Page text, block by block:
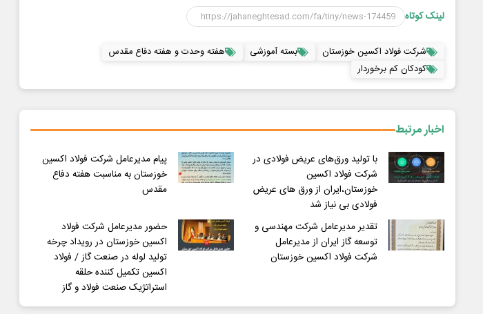
لینک کوتاه
شرکت فولاد اکسین خوزستان بسته آموزشی
هفته وحدت و هفته دفاع مقدس
کودکان کم برخوردار
اخبار مرتبط
با تولید ورق‌های عریض فولادی در
شرکت فولاد اکسین
خوزستان،ایران از ورق های عریض
فولادی بی نیاز شد
پیام مدیرعامل شرکت فولاد اکسین
خوزستان به مناسبت هفته دفاع
مقدس
تقدیر مدیرعامل شرکت مهندسی و
توسعه گاز ایران از مدیرعامل
شرکت فولاد اکسین خوزستان
حضور مدیرعامل شرکت فولاد
اکسین خوزستان در رویداد چرخه
تولید لوله در صنعت گاز / فولاد
اکسین تکمیل کننده حلقه
استراتژیک صنعت فولاد و گاز